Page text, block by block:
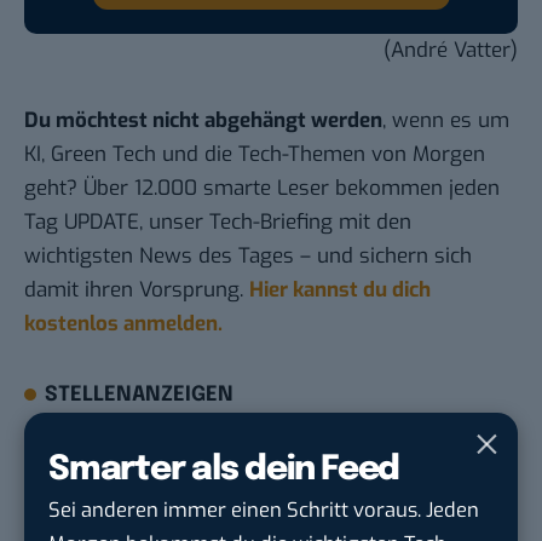
Smarter als dein Feed
Sei anderen immer einen Schritt voraus. Jeden
(André Vatter)
Du möchtest nicht abgehängt werden, wenn es um
KI, Green Tech und die Tech-Themen von Morgen
geht? Über 12.000 smarte Leser bekommen jeden
Tag UPDATE, unser Tech-Briefing mit den
wichtigsten News des Tages – und sichern sich
damit ihren Vorsprung. Hier kannst du dich
kostenlos anmelden.
STELLENANZEIGEN
Social Media Content Creator (m/w/d)